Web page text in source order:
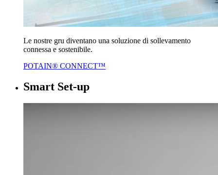
Le nostre gru diventano una soluzione di sollevamento
connessa e sostenibile.
POTAIN® CONNECT™
Smart Set-up